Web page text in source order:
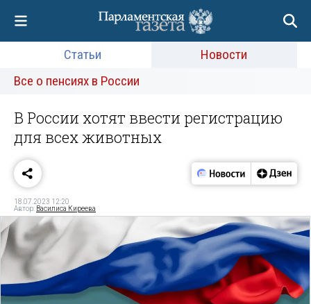
Статьи
Новости
Все о пенсиях в России
В России хотят ввести регистрацию
для всех животных
18.07.2023 12:20
Автор: Василиса Киреева